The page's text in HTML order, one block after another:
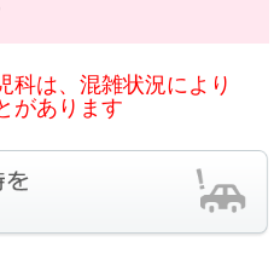
は、混雑状況により
があります